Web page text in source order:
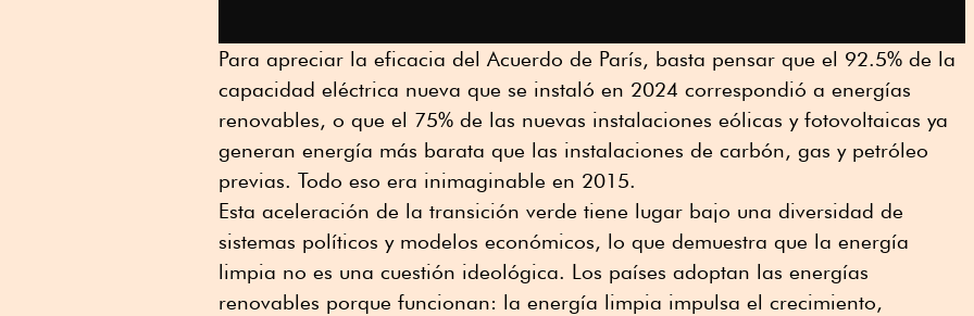
Para apreciar la eficacia del Acuerdo de París, basta pensar que el 92.5% de la
capacidad eléctrica nueva que se instaló en 2024 correspondió a energías
renovables, o que el 75% de las nuevas instalaciones eólicas y fotovoltaicas ya
generan energía más barata que las instalaciones de carbón, gas y petróleo
previas. Todo eso era inimaginable en 2015.
Esta aceleración de la transición verde tiene lugar bajo una diversidad de
sistemas políticos y modelos económicos, lo que demuestra que la energía
limpia no es una cuestión ideológica. Los países adoptan las energías
renovables porque funcionan: la energía limpia impulsa el crecimiento,